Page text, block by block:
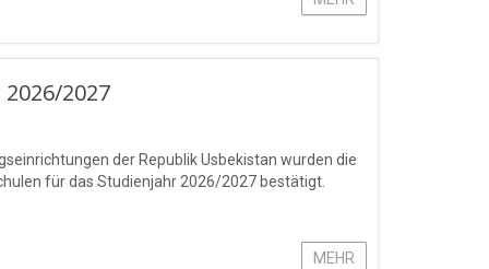
2027
der Republik Usbekistan wurden die
für das Studienjahr 2026/2027 bestätigt.
MEHR